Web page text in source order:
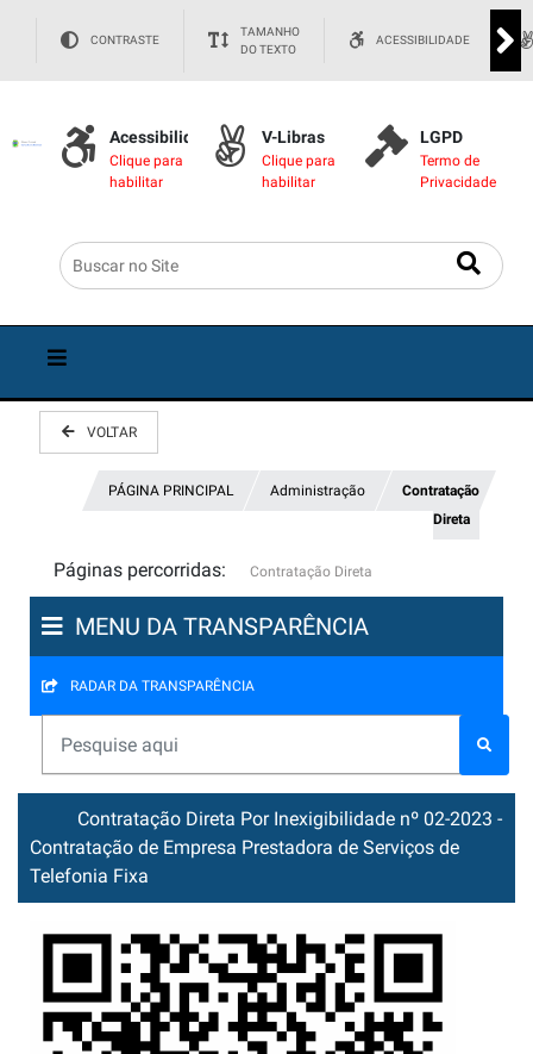
CONTRASTE
TAMANHO
DO TEXTO
ACESSIBILIDADE
Acessibilidade
Clique para
habilitar
V-Libras
Clique para
habilitar
LGPD
Termo de
Privacidade
VOLTAR
PÁGINA PRINCIPAL Administração
Contratação
Direta
Páginas percorridas: Contratação Direta
MENU DA TRANSPARÊNCIA
RADAR DA TRANSPARÊNCIA
Contratação Direta Por Inexigibilidade nº 02-2023 -
Contratação de Empresa Prestadora de Serviços de
Telefonia Fixa